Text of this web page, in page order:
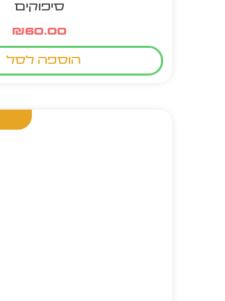
סיפוקים
₪60.00
הוספה לסל